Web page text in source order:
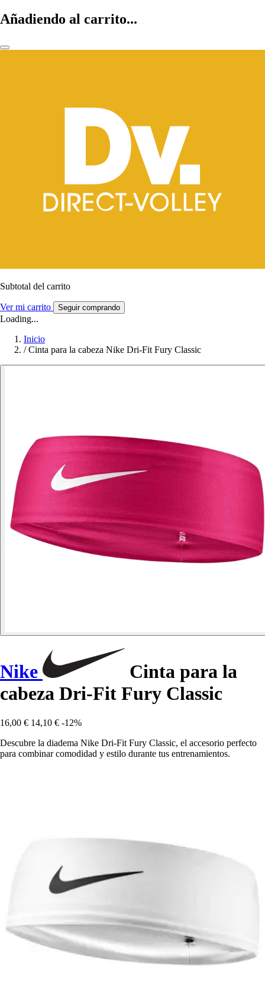
Añadiendo al carrito...
Subtotal del carrito
Ver mi carrito Seguir comprando
Loading...
Inicio
/ Cinta para la cabeza Nike Dri-Fit Fury Classic
Nike
Cinta para la
cabeza Dri-Fit Fury Classic
16,00 € 14,10 € -12%
Descubre la diadema Nike Dri-Fit Fury Classic, el accesorio perfecto
para combinar comodidad y estilo durante tus entrenamientos.